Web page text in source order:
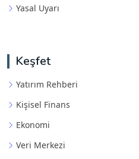
Yasal Uyarı
Keşfet
Yatırım Rehberi
Kişisel Finans
Ekonomi
Veri Merkezi